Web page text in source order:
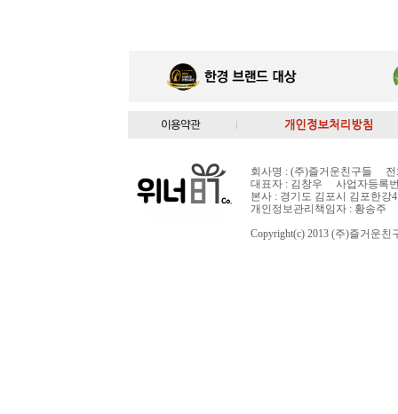
회사명 : (주)즐거운친구들
대표자 : 김창우 사업자등록번
본사 : 경기도 김포시 김포한강
개인정보관리책임자 : 황송주
Copyright(c) 2013 (주)즐거운친